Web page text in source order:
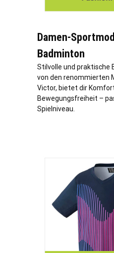
Damen-
Badminton
Stilvolle und praktische
von den renommierten
Victor, bietet dir
Bewegungsfreiheit –
Spielniveau.